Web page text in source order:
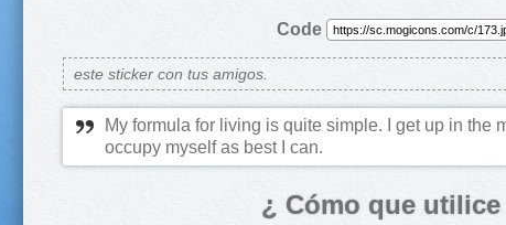
Code
este sticker con tus amigos.
My formula for living is quite simple. I get up in the
occupy myself as best I can.
¿ Cómo que